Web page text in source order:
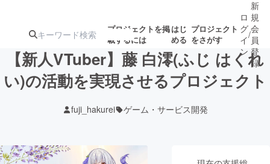
プロジェクトを掲
載するには
はじ
める
プロジェクト
をさがす
ターン
ジェクト
ロジェクト
アート・写真 音楽
ロ
グ
イ
ン
/
新
規
会
員
登
録
【新人VTuber】藤 白澪(ふじ はくれ
い)の活動を実現させるプロジェクト
fuji_hakurei ゲーム・サービス開発